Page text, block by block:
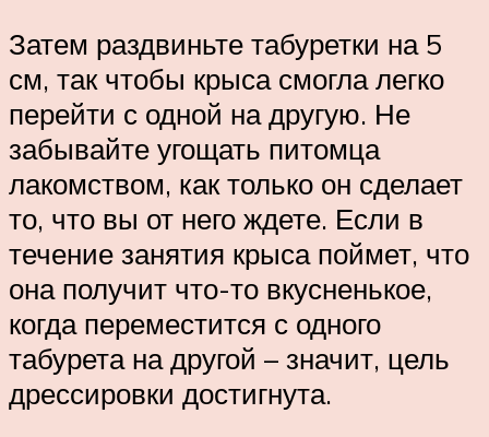
Затем раздвиньте табуретки на 5
см, так чтобы крыса смогла легко
перейти с одной на другую. Не
забывайте угощать питомца
лакомством, как только он сделает
то, что вы от него ждете. Если в
течение занятия крыса поймет, что
она получит что-то вкусненькое,
когда переместится с одного
табурета на другой – значит, цель
дрессировки достигнута.